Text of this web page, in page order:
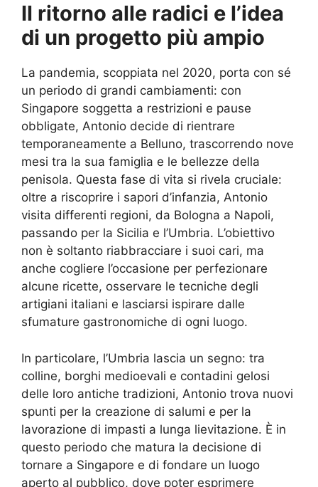
Il ritorno alle radici e l’idea
di un progetto più ampio
La pandemia, scoppiata nel 2020, porta con sé
un periodo di grandi cambiamenti: con
Singapore soggetta a restrizioni e pause
obbligate, Antonio decide di rientrare
temporaneamente a Belluno, trascorrendo nove
mesi tra la sua famiglia e le bellezze della
penisola. Questa fase di vita si rivela cruciale:
oltre a riscoprire i sapori d’infanzia, Antonio
visita differenti regioni, da Bologna a Napoli,
passando per la Sicilia e l’Umbria. L’obiettivo
non è soltanto riabbracciare i suoi cari, ma
anche cogliere l’occasione per perfezionare
alcune ricette, osservare le tecniche degli
artigiani italiani e lasciarsi ispirare dalle
sfumature gastronomiche di ogni luogo.
In particolare, l’Umbria lascia un segno: tra
colline, borghi medioevali e contadini gelosi
delle loro antiche tradizioni, Antonio trova nuovi
spunti per la creazione di salumi e per la
lavorazione di impasti a lunga lievitazione. È in
questo periodo che matura la decisione di
tornare a Singapore e di fondare un luogo
aperto al pubblico, dove poter esprimere